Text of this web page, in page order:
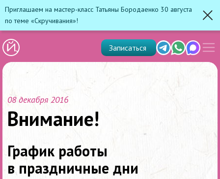
Приглашаем на мастер-класс Татьяны Бородаенко 30 августа
по теме «Скручивания»!
TelegramWhats'app
Max
Записаться
меню
08 декабря 2016
Внимание!
График работы
в праздничные дни